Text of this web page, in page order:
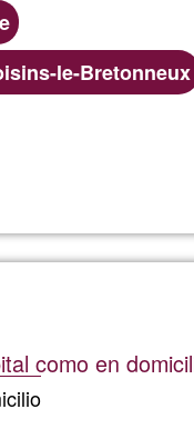
le-Bretonneux
Prouteau
como en